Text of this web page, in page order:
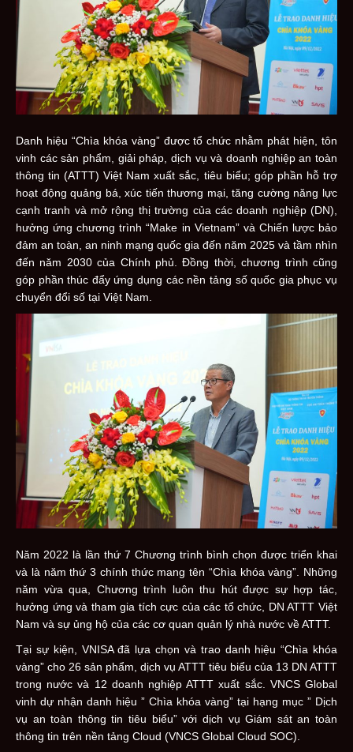
Danh hiệu “Chìa khóa vàng” được tổ chức nhằm phát hiện, tôn
vinh các sản phẩm, giải pháp, dịch vụ và doanh nghiệp an toàn
thông tin (ATTT) Việt Nam xuất sắc, tiêu biểu; góp phần hỗ trợ
hoạt động quảng bá, xúc tiến thương mại, tăng cường năng lực
cạnh tranh và mở rộng thị trường của các doanh nghiệp (DN),
hưởng ứng chương trình “Make in Vietnam” và Chiến lược bảo
đảm an toàn, an ninh mạng quốc gia đến năm 2025 và tầm nhìn
đến năm 2030 của Chính phủ. Đồng thời, chương trình cũng
góp phần thúc đẩy ứng dụng các nền tảng số quốc gia phục vụ
chuyển đổi số tại Việt Nam.
Năm 2022 là lần thứ 7 Chương trình bình chọn được triển khai
và là năm thứ 3 chính thức mang tên “Chìa khóa vàng”. Những
năm vừa qua, Chương trình luôn thu hút được sự hợp tác,
hưởng ứng và tham gia tích cực của các tổ chức, DN ATTT Việt
Nam và sự ủng hộ của các cơ quan quản lý nhà nước về ATTT.
Tại sự kiện, VNISA đã lựa chọn và trao danh hiệu “Chìa khóa
vàng” cho 26 sản phẩm, dịch vụ ATTT tiêu biểu của 13 DN ATTT
trong nước và 12 doanh nghiệp ATTT xuất sắc. VNCS Global
vinh dự nhận danh hiệu ” Chìa khóa vàng” tại hạng mục ” Dịch
vụ an toàn thông tin tiêu biểu” với dịch vụ Giám sát an toàn
thông tin trên nền tảng Cloud (VNCS Global Cloud SOC).